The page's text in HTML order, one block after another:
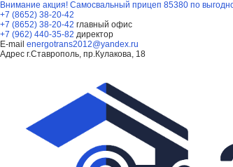
Внимание акция! Самосвальный прицеп 85380 по
+7 (8652) 38-20-42
+7 (8652) 38-20-42 главный офис
+7 (962) 440-35-82 директор
E-mail energotrans2012@yandex.ru
Адрес г.Ставрополь, пр.Кулакова, 18